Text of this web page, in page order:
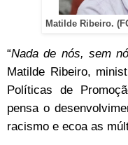
Matilde Ribeiro.
“Nada de nós, sem
Matilde Ribeiro,
Políticas de
pensa o
racismo e ecoa as